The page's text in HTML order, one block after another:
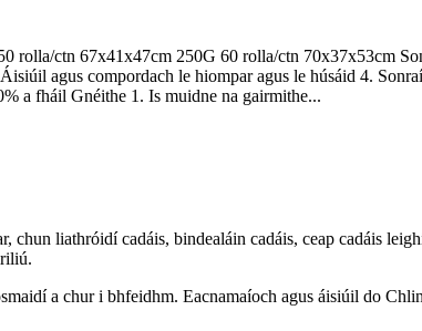
rolla/ctn 67x41x47cm 250G 60 rolla/ctn 70x37x53cm
agus compordach le hiompar agus le húsáid 4.
a fháil Gnéithe 1. Is muidne na gairmithe...
liathróidí cadáis, bindealáin cadáis, ceap cadáis
a chur i bhfeidhm. Eacnamaíoch agus áisiúil do